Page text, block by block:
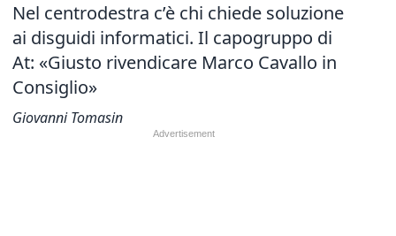
Nel centrodestra c’è chi chiede soluzione
ai disguidi informatici. Il capogruppo di
At: «Giusto rivendicare Marco Cavallo in
Consiglio»
Giovanni Tomasin